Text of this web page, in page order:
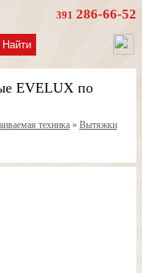
391 286-66-52
Найти
EVELUX по
техника» Вытяжки